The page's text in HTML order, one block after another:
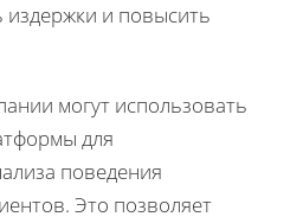
издержки и повысить
могут использовать
для
поведения
Это позволяет